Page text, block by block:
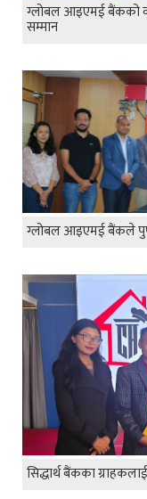
ग्लोबल आइएमई बैंकको
सम्मान
ग्लोबल आइएमई बैंकले
सिद्धार्थ बैंकका